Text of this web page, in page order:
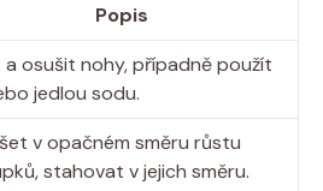
Popis
a osušit nohy, případně použít
jedlou sodu.
v opačném směru růstu
stahovat v jejich směru.